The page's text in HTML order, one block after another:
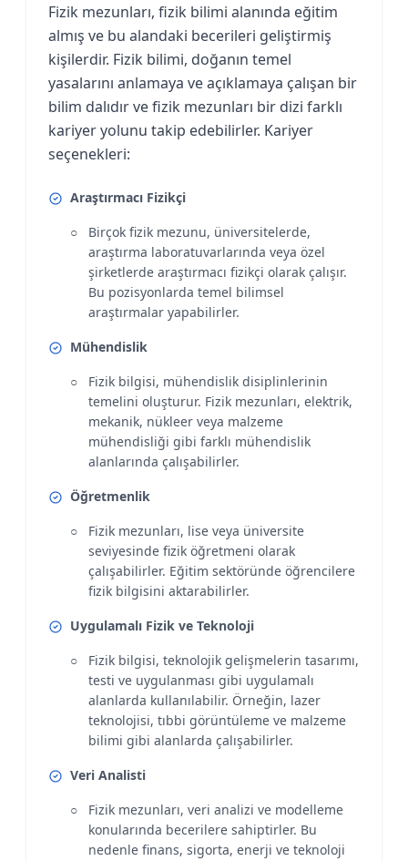
Fizik mezunları, fizik bilimi alanında eğitim
almış ve bu alandaki becerileri geliştirmiş
kişilerdir. Fizik bilimi, doğanın temel
yasalarını anlamaya ve açıklamaya çalışan bir
bilim dalıdır ve fizik mezunları bir dizi farklı
kariyer yolunu takip edebilirler. Kariyer
seçenekleri:
Araştırmacı Fizikçi
Birçok fizik mezunu, üniversitelerde,
araştırma laboratuvarlarında veya özel
şirketlerde araştırmacı fizikçi olarak çalışır.
Bu pozisyonlarda temel bilimsel
araştırmalar yapabilirler.
Mühendislik
Fizik bilgisi, mühendislik disiplinlerinin
temelini oluşturur. Fizik mezunları, elektrik,
mekanik, nükleer veya malzeme
mühendisliği gibi farklı mühendislik
alanlarında çalışabilirler.
Öğretmenlik
Fizik mezunları, lise veya üniversite
seviyesinde fizik öğretmeni olarak
çalışabilirler. Eğitim sektöründe öğrencilere
fizik bilgisini aktarabilirler.
Uygulamalı Fizik ve Teknoloji
Fizik bilgisi, teknolojik gelişmelerin tasarımı,
testi ve uygulanması gibi uygulamalı
alanlarda kullanılabilir. Örneğin, lazer
teknolojisi, tıbbi görüntüleme ve malzeme
bilimi gibi alanlarda çalışabilirler.
Veri Analisti
Fizik mezunları, veri analizi ve modelleme
konularında becerilere sahiptirler. Bu
nedenle finans, sigorta, enerji ve teknoloji